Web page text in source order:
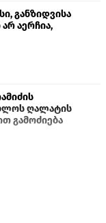
განზიდვისა
აერჩია,
ღალატის
გამოძიება